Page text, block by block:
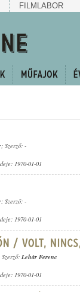
FILMLABOR
; Szerző: -
1970-01-01
; Szerző: -
1970-01-01
Szerző: Lehár Ferenc
1970-01-01